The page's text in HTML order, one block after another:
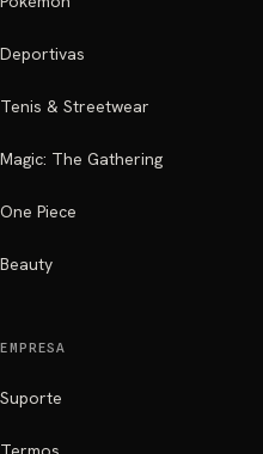
Deportivas
Tenis & Streetwear
Magic: The Gathering
One Piece
Beauty
EMPRESA
Suporte